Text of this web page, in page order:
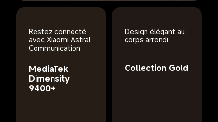
Restez connecté
avec Xiaomi Astral
Communication
MediaTek
Dimensity
9400+
Design élégant au
corps arrondi
Collection Gold